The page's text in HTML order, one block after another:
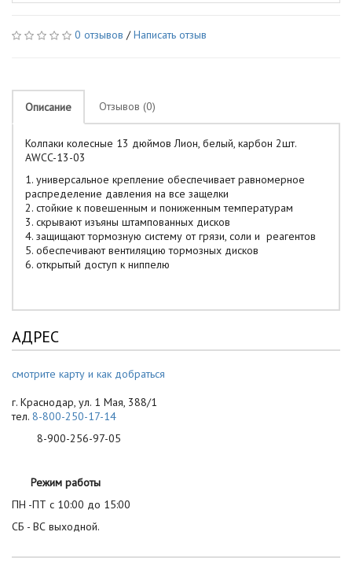
0 отзывов /Написать отзыв
Описание Отзывов (0)
Колпаки колесные 13 дюймов Лион, белый, карбон 2шт.
AWCC-13-03
1. универсальное крепление обеспечивает равномерное
распределение давления на все защелки
2. стойкие к повешенным и пониженным температурам
3. скрывают изъяны штампованных дисков
4. защищают тормозную систему от грязи, соли и реагентов
5. обеспечивают вентиляцию тормозных дисков
6. открытый доступ к ниппелю
АДРЕС
смотрите карту и как добраться
г. Краснодар, ул. 1 Мая, 388/1
тел. 8-800-250-17-14
8-900-256-97-05
Режим работы
ПН -ПТ с 10:00 до 15:00
СБ - ВС выходной.